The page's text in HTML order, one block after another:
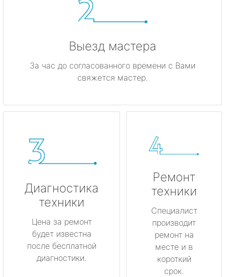
Выезд мастера
За час до согласованного времени с Вами
свяжется мастер.
Диагностика
техники
Цена за ремонт
будет известна
после бесплатной
диагностики.
Ремонт
техники
Специалист
производит
ремонт на
месте и в
короткий
срок.